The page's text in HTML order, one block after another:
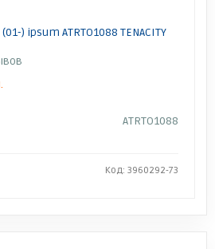
) ipsum ATRTO1088 TENACITY
ATRTO1088
Код: 3960292-73